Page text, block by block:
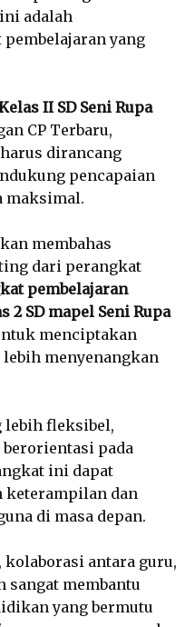
adalah
yang
II SD Seni Rupa
CP Terbaru,
dirancang
pencapaian
maksimal.
membahas
dari perangkat
pembelajaran
SD mapel Seni Rupa
menciptakan
lebih menyenangkan
lebih fleksibel,
berorientasi pada
ini dapat
keterampilan dan
di masa depan.
antara guru,
sangat membantu
yang bermutu